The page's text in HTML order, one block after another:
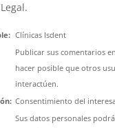
Clínicas Isdent
Publicar sus comentarios
hacer posible que otros
interactúen.
Consentimiento del
Sus datos personales